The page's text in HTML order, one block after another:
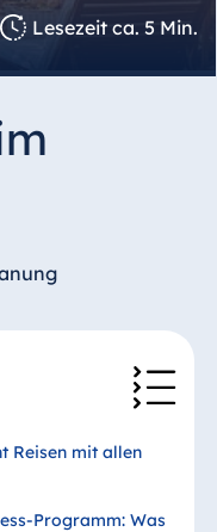
Lesezeit ca. 5 Min.
Reisen mit allen
Programm: Was